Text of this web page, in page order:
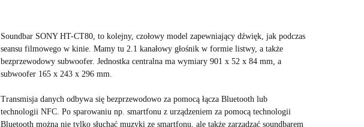
Soundbar SONY HT-CT80, to kolejny, czołowy model zapewniający dźwięk, jak podczas
seansu filmowego w kinie. Mamy tu 2.1 kanałowy głośnik w formie listwy, a także
bezprzewodowy subwoofer. Jednostka centralna ma wymiary 901 x 52 x 84 mm, a
subwoofer 165 x 243 x 296 mm.
Transmisja danych odbywa się bezprzewodowo za pomocą łącza Bluetooth lub
technologii NFC. Po sparowaniu np. smartfonu z urządzeniem za pomocą technologii
Bluetooth można nie tylko słuchać muzyki ze smartfonu, ale także zarządzać soundbarem